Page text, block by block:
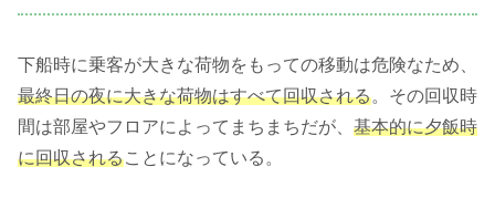
下船時に乗客が大きな荷物をもっての移動は危険なため、
最終日の夜に大きな荷物はすべて回収される。その回収時
間は部屋やフロアによってまちまちだが、 基本的に夕飯時
に回収されることになっている。